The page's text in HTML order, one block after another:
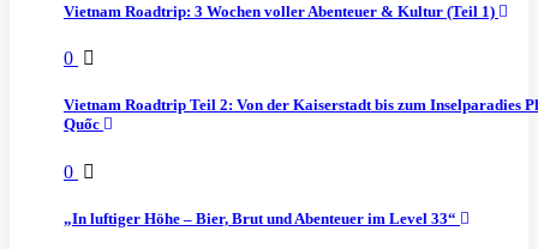
Vietnam Roadtrip: 3 Wochen voller Abenteuer & Kultur (Teil 1)
0
Vietnam Roadtrip Teil 2: Von der Kaiserstadt bis zum Inselparadies
Quốc
0
„In luftiger Höhe – Bier, Brut und Abenteuer im Level 33“